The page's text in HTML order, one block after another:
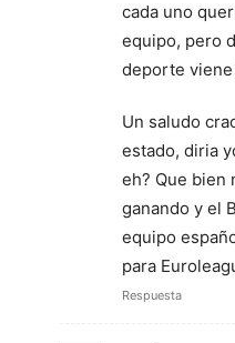
cada uno
equipo, pero
deporte
Un saludo
estado, diria
eh? Que bien
ganando y el
equipo
para
Respuesta